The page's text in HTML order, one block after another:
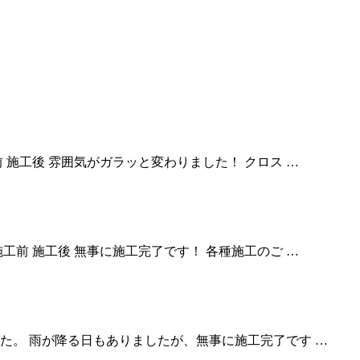
工後 雰囲気がガラッと変わりました！ クロス …
前 施工後 無事に施工完了です！ 各種施工のご …
。 雨が降る日もありましたが、無事に施工完了です …